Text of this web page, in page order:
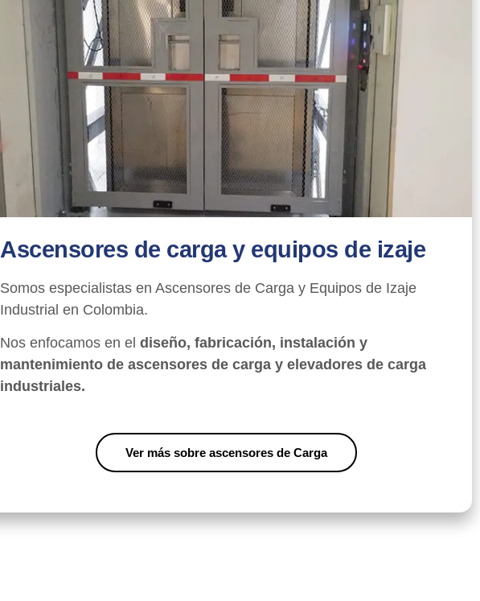
Ascensores de carga y equipos de izaje
Somos especialistas en Ascensores de Carga y Equipos de Izaje
Industrial en Colombia.
Nos enfocamos en el diseño, fabricación, instalación y
mantenimiento de ascensores de carga y elevadores de carga
industriales.
Ver más sobre ascensores de Carga